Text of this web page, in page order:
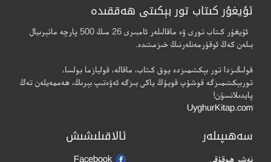
ئۇيغۇر كىتاب تور بېكىتى ھەققىدە
ئۇيغۇر كىتاب تورى ۋە ماقالىلەر ئامبىرى 26 مىڭ 500 پارچە ماتېرىيال
بىلەن كەڭ ئوقۇرمەنلەرنىڭ خىزمىتىدە.
قولىڭىزدا تور بېكىتىمىزدە يوق كىتاب، ماقالە، قوليازما بولسا،
توربېكىتىمىزگە قوشۇپ قويۇڭ ياكى بىزگە ئەۋەتىپ بېرىڭ، ھەممەيلەن تەڭ
پايدىلانسۇن!
UyghurKitap.com
سەھىپىلەر
نەشر ھوقۇقى
ئالاقىلىشىش
Facebook